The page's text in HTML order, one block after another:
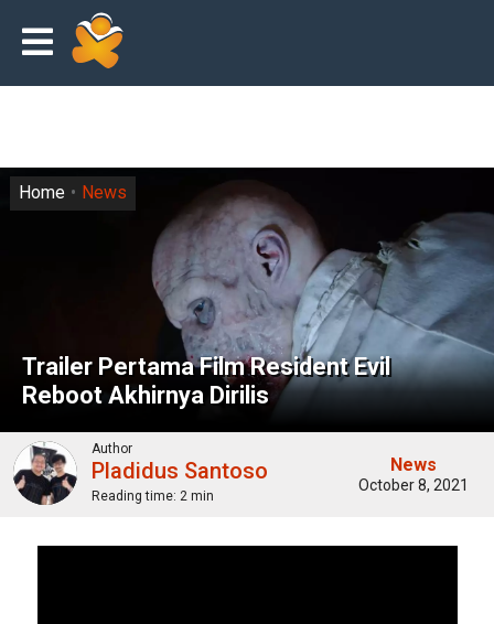
Trailer Pertama Film Resident Evil
Reboot Akhirnya Dirilis
Home News
Author
Pladidus Santoso
Reading time: 2 min
News
October 8, 2021